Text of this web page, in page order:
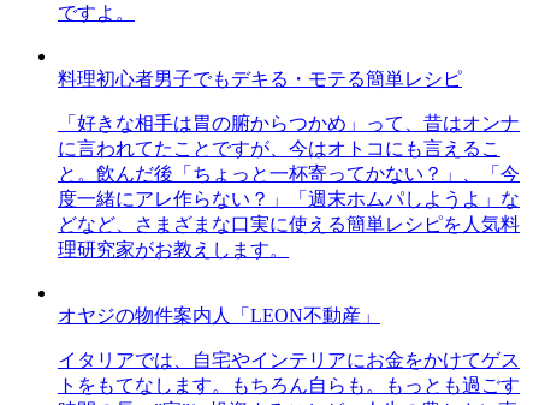
ですよ。
料理初心者男子でもデキる・モテる簡単レシピ
「好きな相手は胃の腑からつかめ」って、昔はオンナ
に言われてたことですが、今はオトコにも言えるこ
と。飲んだ後「ちょっと一杯寄ってかない？」、「今
度一緒にアレ作らない？」「週末ホムパしようよ」な
どなど、さまざまな口実に使える簡単レシピを人気料
理研究家がお教えします。
オヤジの物件案内人「LEON不動産」
イタリアでは、自宅やインテリアにお金をかけてゲス
トをもてなします。もちろん自らも。もっとも過ごす